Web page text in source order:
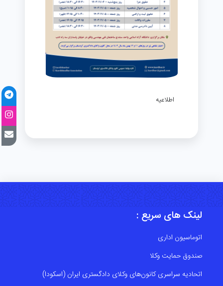
اطلاعیه
لینک های سریع :
اتوماسیون اداری
صندوق حمایت وکلا
اتحادیه سراسری کانون‌های وکلای دادگستری ایران (اسکودا)